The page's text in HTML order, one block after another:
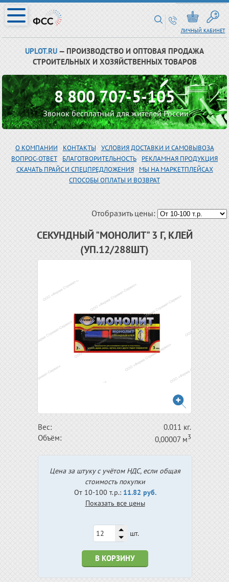
ЛИЧНЫЙ КАБИНЕТ
UPLOT.RU — ПРОИЗВОДСТВО И ОПТОВАЯ ПРОДАЖА
СТРОИТЕЛЬНЫХ И ХОЗЯЙСТВЕННЫХ ТОВАРОВ
8 800 707-5-105
Звонок бесплатный для жителей России
О КОМПАНИИ КОНТАКТЫ
УСЛОВИЯ ДОСТАВКИ И САМОВЫВОЗА
ВОПРОС-ОТВЕТ
БЛАГОТВОРИТЕЛЬНОСТЬ
РЕКЛАМНАЯ ПРОДУКЦИЯ
СКАЧАТЬ ПРАЙС И СПЕЦПРЕДЛОЖЕНИЯ
МЫ НА МАРКЕТПЛЕЙСАХ
СПОСОБЫ ОПЛАТЫ И ВОЗВРАТ
Отобразить цены:
СЕКУНДНЫЙ "МОНОЛИТ" 3 Г, КЛЕЙ
(УП.12/288ШТ)
Вес:
0.011 кг.
Объём:
0,00007 м3
Цена за штуку с учётом НДС, если общая
стоимость покупки
От 10-100 т.р.: 11.82 руб.
Показать все цены
шт.
В КОРЗИНУ